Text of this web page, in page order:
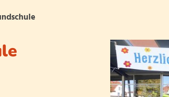
Informationen